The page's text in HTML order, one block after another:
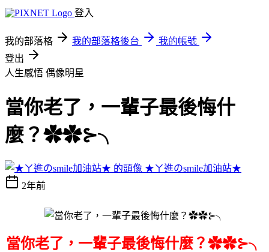
登入
我的部落格 我的部落格後台
我的帳號
登出
人生感悟 偶像明星
當你老了，一輩子最後悔什
麼？✿✿⊱╮
★ㄚ進のsmile加油站★
2年前
當你老了，一輩子最後悔什麼？✿✿⊱╮